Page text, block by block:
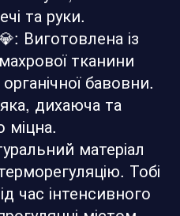
та руки.
Виготовлена із
тканини
бавовни.
дихаюча та
міцна.
матеріал
Тобі
час інтенсивного